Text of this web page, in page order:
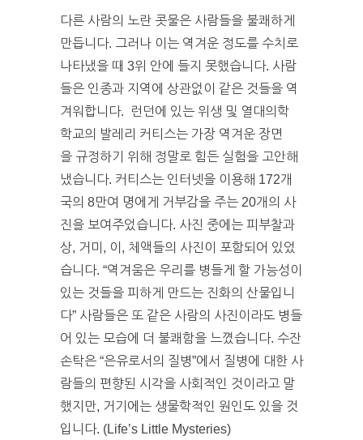
다른 사람의 노란 콧물은 사람들을 불쾌하게
만듭니다. 그러나 이는 역겨운 정도를 수치로
나타냈을 때 3위 안에 들지 못했습니다. 사람
들은 인종과 지역에 상관없이 같은 것들을 역
겨워합니다. 런던에 있는 위생 및 열대의학
학교의 발레리 커티스는 가장 역겨운 장면
을 규정하기 위해 정말로 힘든 실험을 고안해
냈습니다. 커티스는 인터넷을 이용해 172개
국의 8만여 명에게 거부감을 주는 20개의 사
진을 보여주었습니다. 사진 중에는 피부찰과
상, 거미, 이, 체액들의 사진이 포함되어 있었
습니다. “역겨움은 우리를 병들게 할 가능성이
있는 것들을 피하게 만드는 진화의 산물입니
다” 사람들은 또 같은 사람의 사진이라도 병들
어 있는 모습에 더 불쾌함을 느꼈습니다. 수잔
손탁은 “은유로서의 질병”에서 질병에 대한 사
람들의 편향된 시각을 사회적인 것이라고 말
했지만, 거기에는 생물학적인 원인도 있을 것
입니다. (Life’s Little Mysteries)